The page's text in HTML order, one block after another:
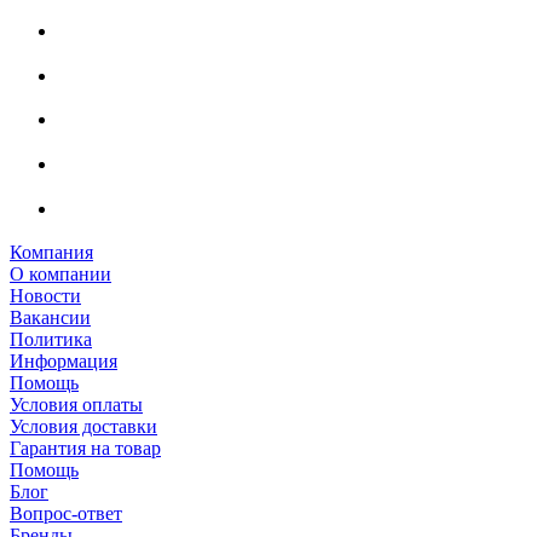
Компания
О компании
Новости
Вакансии
Политика
Информация
Помощь
Условия оплаты
Условия доставки
Гарантия на товар
Помощь
Блог
Вопрос-ответ